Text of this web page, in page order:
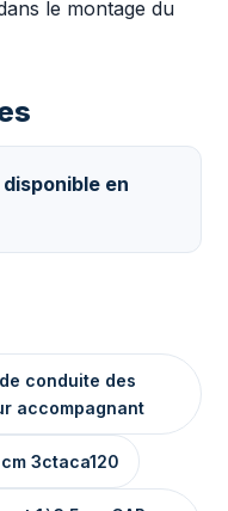
le montage du
en
conduite des
accompagnant
3ctaca120